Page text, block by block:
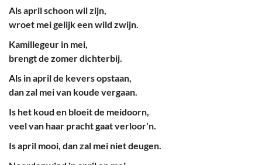
Als april schoon wil zijn,
wroet mei gelijk een wild zwijn.
Kamillegeur in mei,
brengt de zomer dichterbij.
Als in april de kevers opstaan,
dan zal mei van koude vergaan.
Is het koud en bloeit de meidoorn,
veel van haar pracht gaat verloor'n.
Is april mooi, dan zal mei niet deugen.